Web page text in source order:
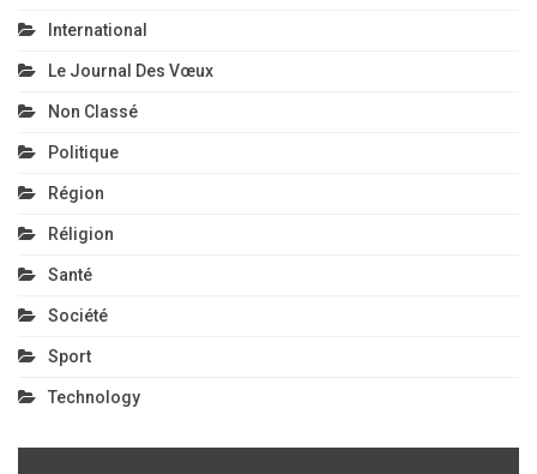
International
Le Journal Des Vœux
Non Classé
Politique
Région
Réligion
Santé
Société
Sport
Technology